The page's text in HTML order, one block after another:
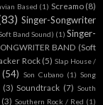
Based (1) Screamo (8)
Singer-Songwriter
Band Sound) (1) Singer-
BAND (Soft
Rock (5) Slap House /
(54) Son Cubano (1) Song
(3) Soundtrack (7) South
(3) Southern Rock / Red (1)